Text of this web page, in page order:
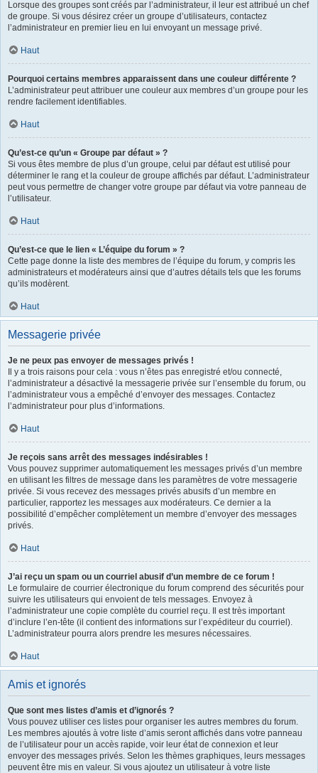
Lorsque des groupes sont créés par l’administrateur, il leur est attribué un chef
de groupe. Si vous désirez créer un groupe d’utilisateurs, contactez
l’administrateur en premier lieu en lui envoyant un message privé.
Haut
Pourquoi certains membres apparaissent dans une couleur différente ?
L’administrateur peut attribuer une couleur aux membres d’un groupe pour les
rendre facilement identifiables.
Haut
Qu’est-ce qu’un « Groupe par défaut » ?
Si vous êtes membre de plus d’un groupe, celui par défaut est utilisé pour
déterminer le rang et la couleur de groupe affichés par défaut. L’administrateur
peut vous permettre de changer votre groupe par défaut via votre panneau de
l’utilisateur.
Haut
Qu’est-ce que le lien « L’équipe du forum » ?
Cette page donne la liste des membres de l’équipe du forum, y compris les
administrateurs et modérateurs ainsi que d’autres détails tels que les forums
qu’ils modèrent.
Haut
Messagerie privée
Je ne peux pas envoyer de messages privés !
Il y a trois raisons pour cela : vous n’êtes pas enregistré et/ou connecté,
l’administrateur a désactivé la messagerie privée sur l’ensemble du forum, ou
l’administrateur vous a empêché d’envoyer des messages. Contactez
l’administrateur pour plus d’informations.
Haut
Je reçois sans arrêt des messages indésirables !
Vous pouvez supprimer automatiquement les messages privés d’un membre
en utilisant les filtres de message dans les paramètres de votre messagerie
privée. Si vous recevez des messages privés abusifs d’un membre en
particulier, rapportez les messages aux modérateurs. Ce dernier a la
possibilité d’empêcher complètement un membre d’envoyer des messages
privés.
Haut
J’ai reçu un spam ou un courriel abusif d’un membre de ce forum !
Le formulaire de courrier électronique du forum comprend des sécurités pour
suivre les utilisateurs qui envoient de tels messages. Envoyez à
l’administrateur une copie complète du courriel reçu. Il est très important
d’inclure l’en-tête (il contient des informations sur l’expéditeur du courriel).
L’administrateur pourra alors prendre les mesures nécessaires.
Haut
Amis et ignorés
Que sont mes listes d’amis et d’ignorés ?
Vous pouvez utiliser ces listes pour organiser les autres membres du forum.
Les membres ajoutés à votre liste d’amis seront affichés dans votre panneau
de l’utilisateur pour un accès rapide, voir leur état de connexion et leur
envoyer des messages privés. Selon les thèmes graphiques, leurs messages
peuvent être mis en valeur. Si vous ajoutez un utilisateur à votre liste